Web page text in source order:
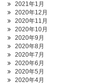
2021年1月
2020年12月
2020年11月
2020年10月
2020年9月
2020年8月
2020年7月
2020年6月
2020年5月
2020年4月